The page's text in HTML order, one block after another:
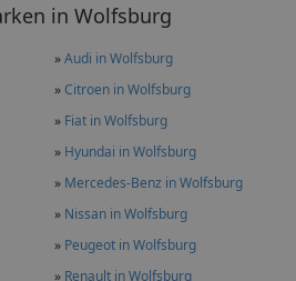
in Wolfsburg
»Audi in Wolfsburg
»Citroen in Wolfsburg
» Fiat in Wolfsburg
» Hyundai in Wolfsburg
» Mercedes-Benz in Wolfsburg
» Nissan in Wolfsburg
» Peugeot in Wolfsburg
» Renault in Wolfsburg